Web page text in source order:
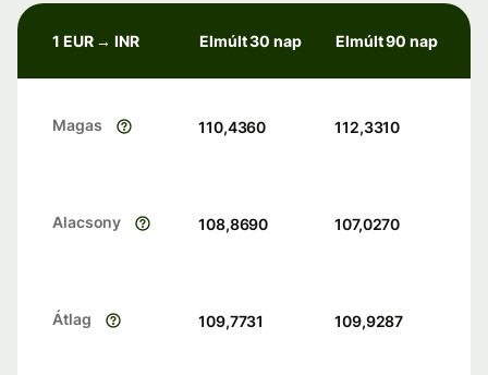
1 EUR → INR Elmúlt 30 nap Elmúlt 90 nap
Magas 110,4360 112,3310
Alacsony 108,8690 107,0270
Átlag 109,7731 109,9287